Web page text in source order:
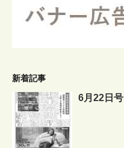
新着記事
6月22日号